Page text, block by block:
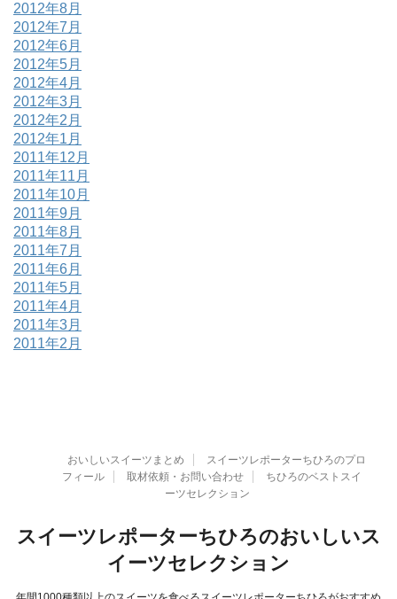
2012年8月
2012年7月
2012年6月
2012年5月
2012年4月
2012年3月
2012年2月
2012年1月
2011年12月
2011年11月
2011年10月
2011年9月
2011年8月
2011年7月
2011年6月
2011年5月
2011年4月
2011年3月
2011年2月
おいしいスイーツまとめ
スイーツレポーターちひろのプロ
フィール
取材依頼・お問い合わせ
ちひろのベストスイ
ーツセレクション
スイーツレポーターちひろのおいしいス
イーツセレクション